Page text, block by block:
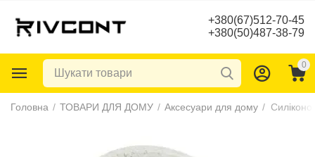
+380(67)512-70-45
+380(50)487-38-79
0
Головна / ТОВАРИ ДЛЯ ДОМУ / Аксесуари для дому /